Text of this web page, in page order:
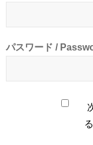
パスワード /